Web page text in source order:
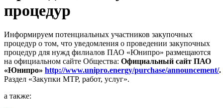
процедур
Информируем потенциальных участников закупочных
процедур о том, что уведомления о проведении закупочных
процедур для нужд филиалов ПАО «Юнипро» размещаются
на официальном сайте Общества: Официальный сайт ПАО
«Юнипро» http://www.unipro.energy/purchase/announcement/.
Раздел «Закупки МТР, работ, услуг».
а также: